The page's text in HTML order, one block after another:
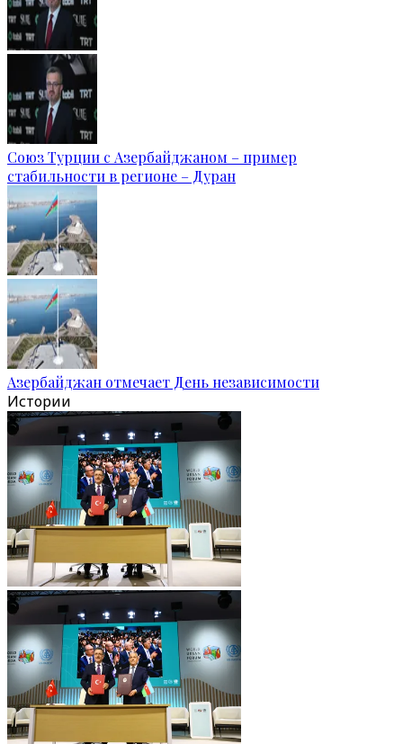
Союз Турции с Азербайджаном – пример
стабильности в регионе – Дуран
Азербайджан отмечает День независимости
Истории